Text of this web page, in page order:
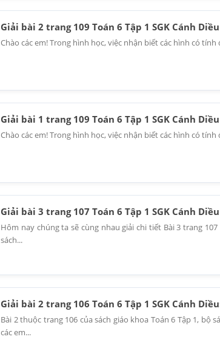
Giải bài 2 trang 109 Toán 6 Tập 1 SGK Cánh Diều
Chào các em! Trong hình học, việc nhận biết các hình có
Giải bài 1 trang 109 Toán 6 Tập 1 SGK Cánh Diều
Chào các em! Trong hình học, việc nhận biết các hình có
Giải bài 3 trang 107 Toán 6 Tập 1 SGK Cánh Diều
Hôm nay chúng ta sẽ cùng nhau giải chi tiết Bài 3 trang
sách...
Giải bài 2 trang 106 Toán 6 Tập 1 SGK Cánh
Bài 2 thuộc trang 106 của sách giáo khoa Toán 6 Tập 1, bộ
các em...